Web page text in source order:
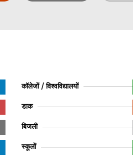
कॉलेजों / विश्वविद्यालयों
डाक
बिजली
स्कूलों